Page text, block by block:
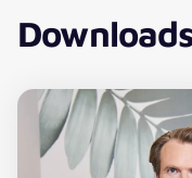
Download